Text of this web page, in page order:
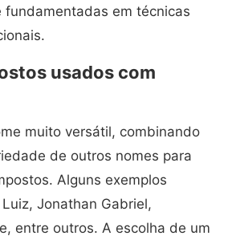
fundamentadas em técnicas
usados com
muito versátil, combinando
de outros nomes para
Alguns exemplos
Jonathan Gabriel,
entre outros. A escolha de um